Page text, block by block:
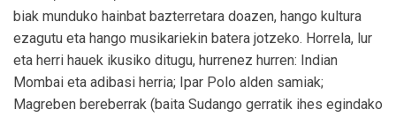
biak munduko hainbat bazterretara doazen, hango kultura
ezagutu eta hango musikariekin batera jotzeko. Horrela, lur
eta herri hauek ikusiko ditugu, hurrenez hurren: Indian
Mombai eta adibasi herria; Ipar Polo alden samiak;
Magreben bereberrak (baita Sudango gerratik ihes egindako